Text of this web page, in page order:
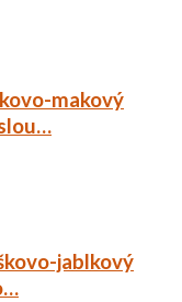
makový
jablkový